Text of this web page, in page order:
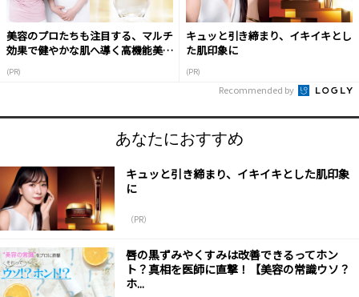
美容のプロたちも注目する、マルチ
効果で健やかな肌へ導く高機能美容
(PR)
キュッと引き締まり、イキイキとし
た肌印象に
(PR)
Recommended by
あなたにおすすめ
キュッと引き締まり、イキイキとした肌印象
に
（PR）
唇の黒ずみやくすみは改善できるってホン
ト？真相を医師に直撃！【美容の常識ウソ？
ホ...